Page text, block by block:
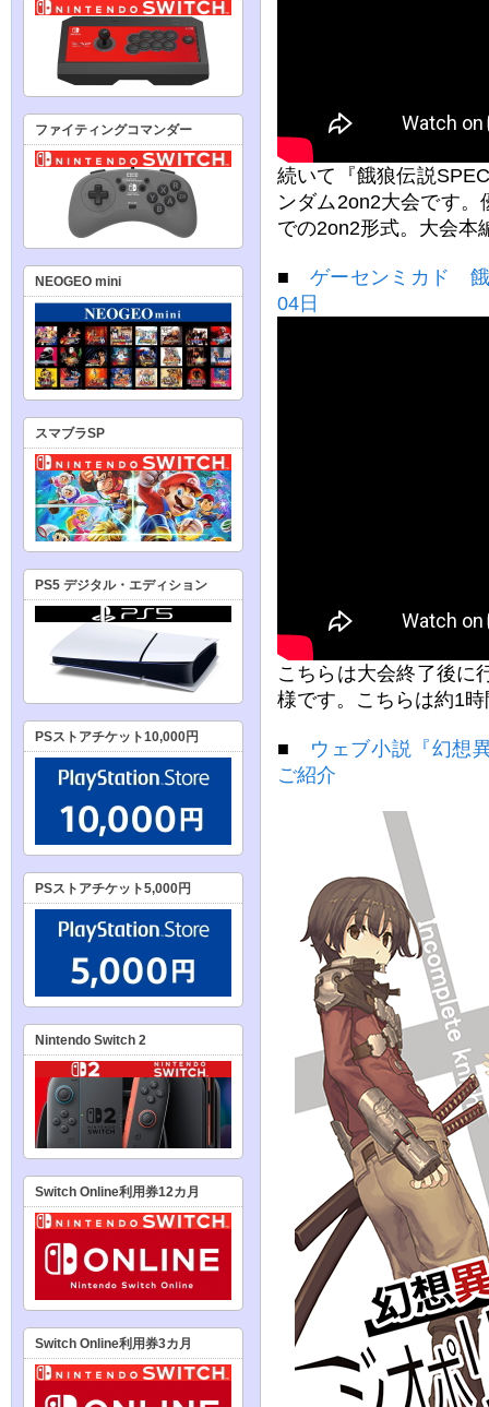
続いて『餓狼伝説
ンダム2on2大会です
での2on2形式。大会本
■ ゲーセンミカド
04日
こちらは大会終了後に
様です。こちらは約1
■ ウェブ小説『幻想
ご紹介
ファイティングコマンダー
NEOGEO mini
スマブラSP
PS5 デジタル・エディション
PSストアチケット10,000円
PSストアチケット5,000円
Nintendo Switch 2
Switch Online利用券12カ月
Switch Online利用券3カ月